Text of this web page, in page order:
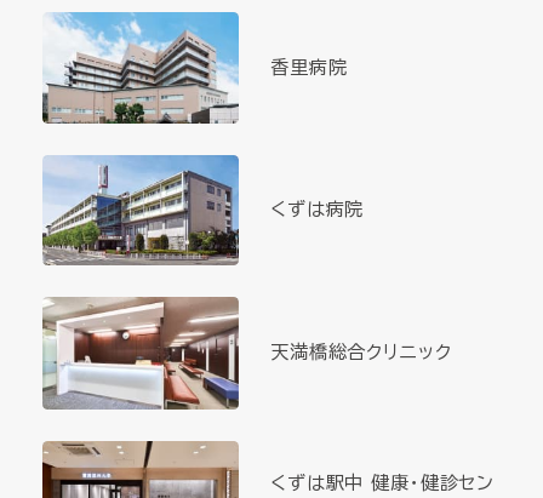
香里病院
くずは病院
天満橋総合クリニック
くずは駅中 健康・健診セン